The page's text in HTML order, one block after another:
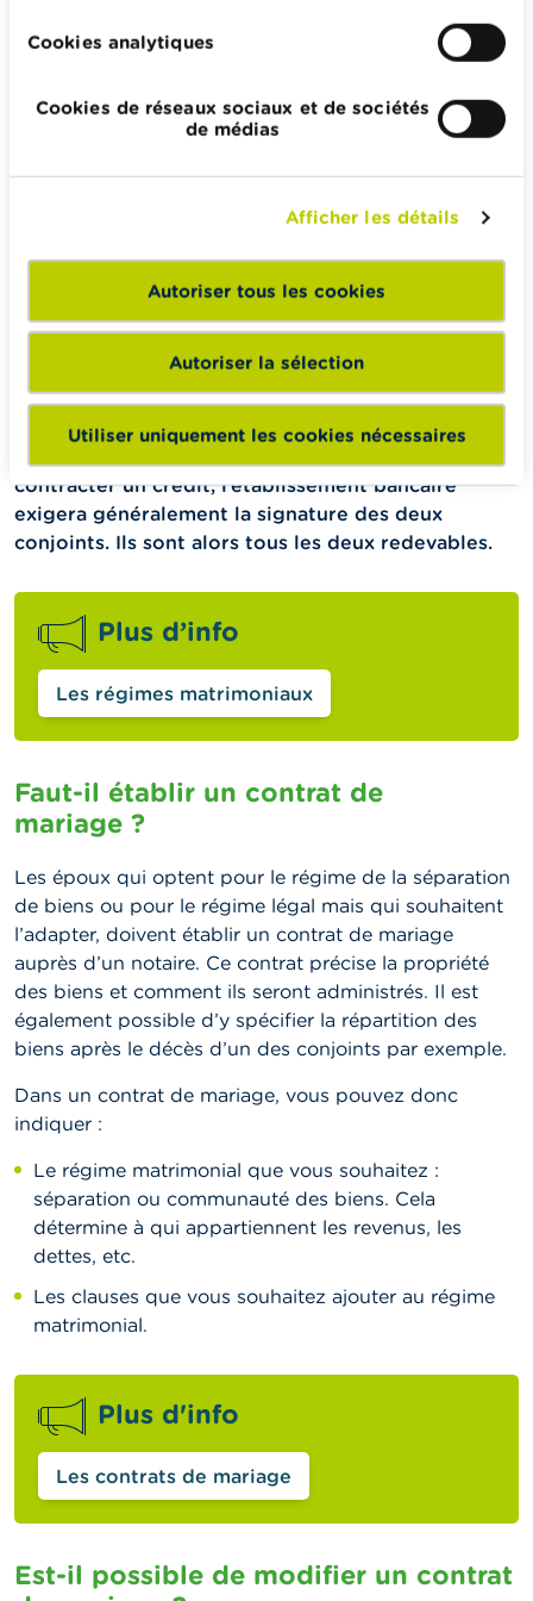
Cookies analytiques
Cookies de réseaux sociaux et de sociétés
de médias
Afficher les détails
Autoriser tous les cookies
Autoriser la sélection
Utiliser uniquement les cookies nécessaires
ménage, par exemple pour acheter une machine à
laver. Ces dettes sont alors contractées en ‘indivision’,
entre les époux ou attribuées à l’un de ceux-ci.
Le régime de communauté
Dans ce régime, tous les biens des époux font partie
du patrimoine commun. Peu importe la façon
d’acquisition et le moment, ils appartiennent toujours
aux deux époux. En cas de dissolution de ce régime
les deux époux.
Dans la pratique, pour que l’un des époux puisse
contracter un crédit, l’établissement bancaire
exigera généralement la signature des deux
conjoints. Ils sont alors tous les deux redevables.
Plus d’info
Les régimes matrimoniaux
Faut-il établir un contrat de
mariage ?
Les époux qui optent pour le régime de la séparation
de biens ou pour le régime légal mais qui souhaitent
l’adapter, doivent établir un contrat de mariage
auprès d’un notaire. Ce contrat précise la propriété
des biens et comment ils seront administrés. Il est
également possible d’y spécifier la répartition des
biens après le décès d’un des conjoints par exemple.
Dans un contrat de mariage, vous pouvez donc
indiquer :
Le régime matrimonial que vous souhaitez :
séparation ou communauté des biens. Cela
détermine à qui appartiennent les revenus, les
dettes, etc.
Les clauses que vous souhaitez ajouter au régime
matrimonial.
Plus d'info
Les contrats de mariage
Est-il possible de modifier un contrat